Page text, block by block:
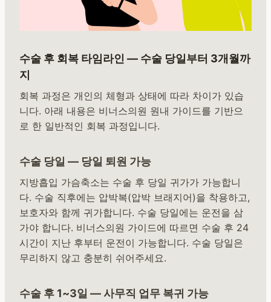
수술 후 회복 타임라인 — 수술 당일부터 3개월까
지
회복 과정은 개인의 체형과 상태에 따라 차이가 있습
니다. 아래 내용은 비너스의원 원내 가이드를 기반으
로 한 일반적인 회복 과정입니다.
수술 당일 — 당일 퇴원 가능
지방흡입 가슴축소는 수술 후 당일 귀가가 가능합니
다. 수술 직후에는 압박복(압박 브래지어)을 착용하고,
보호자와 함께 귀가합니다. 수술 당일에는 운전을 삼
가야 합니다. 비너스의원 가이드에 따르면 수술 후 24
시간이 지난 후부터 운전이 가능합니다. 수술 당일은
무리하지 않고 충분히 쉬어주세요.
수술 후 1~3일 — 사무직 업무 복귀 가능